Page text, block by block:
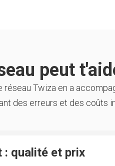
peut
Twiza en a
des erreurs et des coûts
: qualité et prix